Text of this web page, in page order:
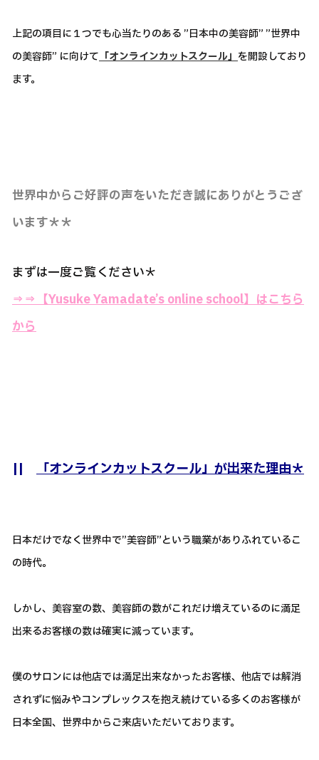
上記の項目に１つでも心当たりのある ”日本中の美容師” ”世界中
の美容師” に向けて 「オンラインカットスクール」 を開設しており
ます。
世界中からご好評の声をいただき誠にありがとうござ
います＊＊
まずは一度ご覧ください＊
⇒⇒【Yusuke Yamadate’s online school】はこちら
から
|| 「オンラインカットスクール」が出来た理由＊
日本だけでなく世界中で”美容師”という職業がありふれているこ
の時代。
しかし、美容室の数、美容師の数がこれだけ増えているのに満足
出来るお客様の数は確実に減っています。
僕のサロンには他店では満足出来なかったお客様、他店では解消
されずに悩みやコンプレックスを抱え続けている多くのお客様が
日本全国、世界中からご来店いただいております。